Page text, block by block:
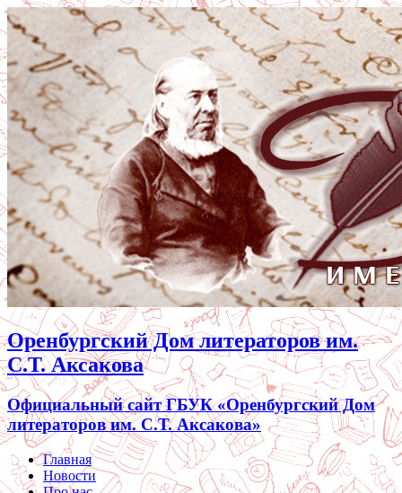
Оренбургский Дом литераторов им.
С.Т. Аксакова
Официальный сайт ГБУК «Оренбургский Дом
литераторов им. С.Т. Аксакова»
Главная
Новости